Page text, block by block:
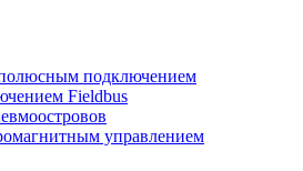
подключением
Fieldbus
управлением